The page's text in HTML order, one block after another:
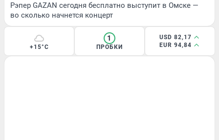
Рэпер GAZAN сегодня бесплатно выступит в Омске —
во сколько начнется концерт
+15°C
1
ПРОБКИ
USD 82,17
EUR 94,84